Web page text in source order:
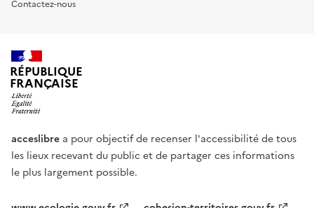
Contactez-nous
RÉPUBLIQUE
FRANÇAISE
acceslibre a pour objectif de recenser l'accessibilité de tous
les lieux recevant du public et de partager ces informations
le plus largement possible.